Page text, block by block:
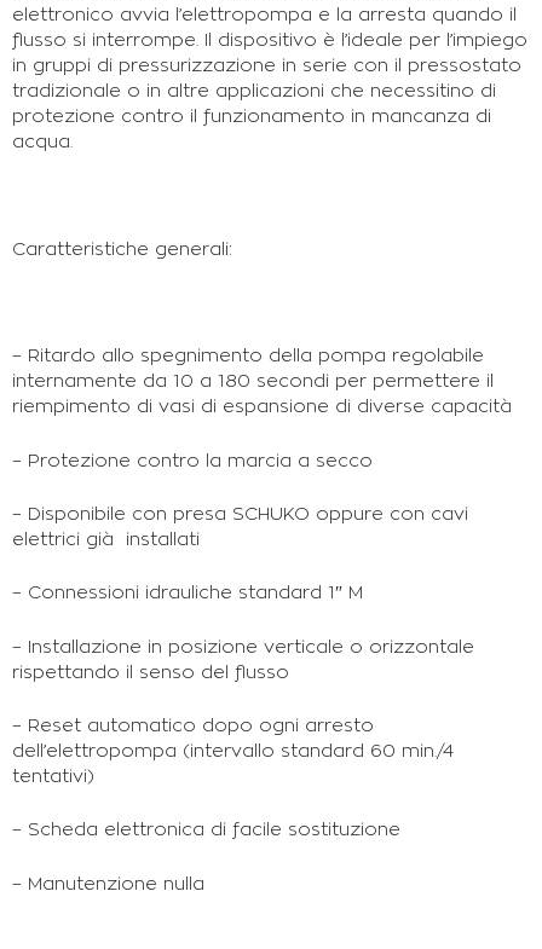
elettronico avvia l’elettropompa e la arresta quando il
flusso si interrompe. Il dispositivo è l’ideale per l’impiego
in gruppi di pressurizzazione in serie con il pressostato
tradizionale o in altre applicazioni che necessitino di
protezione contro il funzionamento in mancanza di
acqua.
Caratteristiche generali:
– Ritardo allo spegnimento della pompa regolabile
internamente da 10 a 180 secondi per permettere il
riempimento di vasi di espansione di diverse capacità
– Protezione contro la marcia a secco
– Disponibile con presa SCHUKO oppure con cavi
elettrici già installati
– Connessioni idrauliche standard 1″ M
– Installazione in posizione verticale o orizzontale
rispettando il senso del flusso
– Reset automatico dopo ogni arresto
dell’elettropompa (intervallo standard 60 min./4
tentativi)
– Scheda elettronica di facile sostituzione
– Manutenzione nulla